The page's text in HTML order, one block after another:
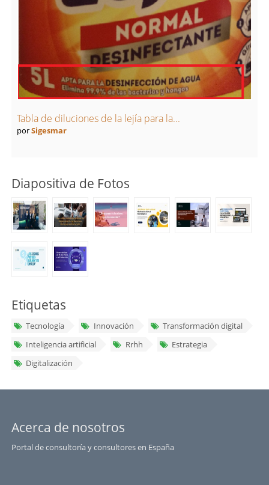
Tabla de diluciones de la lejía para la...
porSigesmar
Diapositiva de Fotos
Etiquetas
Tecnología Innovación
Transformación digital
Inteligencia artificial
Rrhh
Estrategia
Digitalización
Acerca de nosotros
Portal de consultoría y consultores en España